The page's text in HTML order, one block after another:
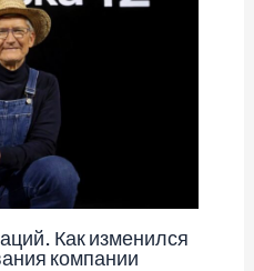
Как изменился
компании